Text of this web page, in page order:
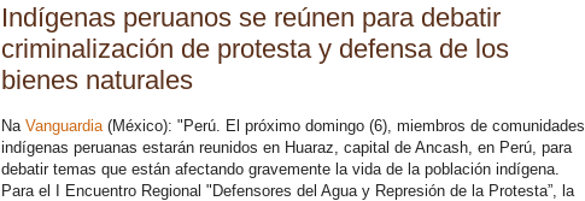
Indígenas peruanos se reúnen para debatir
criminalización de protesta y defensa de los
bienes naturales
Na Vanguardia (México): "Perú. El próximo domingo (6), miembros de comunidades
indígenas peruanas estarán reunidos en Huaraz, capital de Ancash, en Perú, para
debatir temas que están afectando gravemente la vida de la población indígena.
Para el I Encuentro Regional "Defensores del Agua y Represión de la Protesta”, la